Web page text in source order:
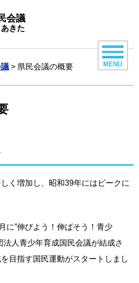
会議
きた
MENU
> 県民会議の概要
く増加し、昭和39年にはピークに
に”伸びよう！伸ばそう！青少
法人青少年育成国民会議が結成さ
目指す国民運動がスタートしまし